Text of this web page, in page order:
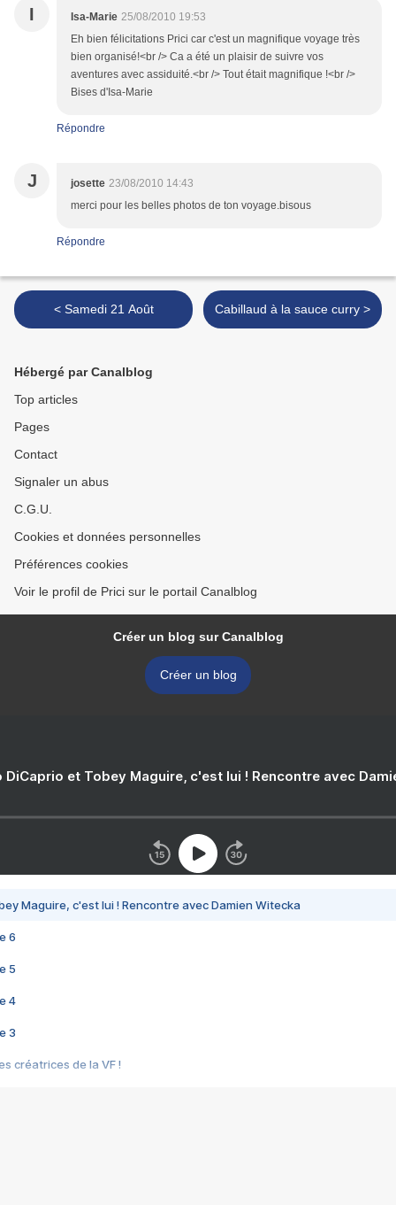
I Isa-Marie 25/08/2010 19:53
Eh bien félicitations Prici car c'est un magnifique voyage très
bien organisé!<br /> Ca a été un plaisir de suivre vos
aventures avec assiduité.<br /> Tout était magnifique !<br />
Bises d'Isa-Marie
Répondre
J josette 23/08/2010 14:43
merci pour les belles photos de ton voyage.bisous
Répondre
< Samedi 21 Août Cabillaud à la sauce curry >
Hébergé par Canalblog
Top articles
Pages
Contact
Signaler un abus
C.G.U.
Cookies et données personnelles
Préférences cookies
Voir le profil de Prici sur le portail Canalblog
Créer un blog sur Canalblog
Créer un blog
DiCaprio et Tobey Maguire, c'est lui ! Rencontre avec
Maguire, c'est lui ! Rencontre avec Damien Witecka
6
5
4
3
créatrices de la VF !